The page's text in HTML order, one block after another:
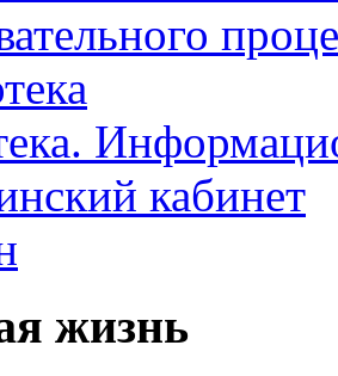
кабинет
жизнь